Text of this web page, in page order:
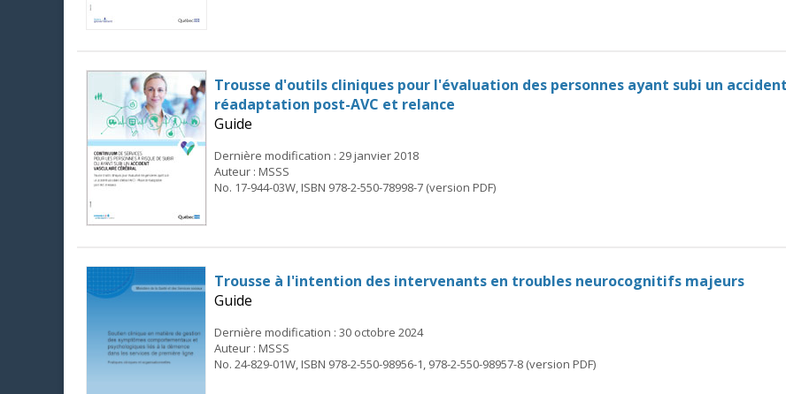
Trousse d'outils cliniques pour l'évaluation des personnes ayant subi un
réadaptation post-AVC et relance
Guide
Dernière modification : 29 janvier 2018
Auteur : MSSS
No. 17-944-03W, ISBN 978-2-550-78998-7 (version PDF)
Trousse à l'intention des intervenants en troubles neurocognitifs majeurs
Guide
Dernière modification : 30 octobre 2024
Auteur : MSSS
No. 24-829-01W, ISBN 978-2-550-98956-1, 978-2-550-98957-8 (version PDF)